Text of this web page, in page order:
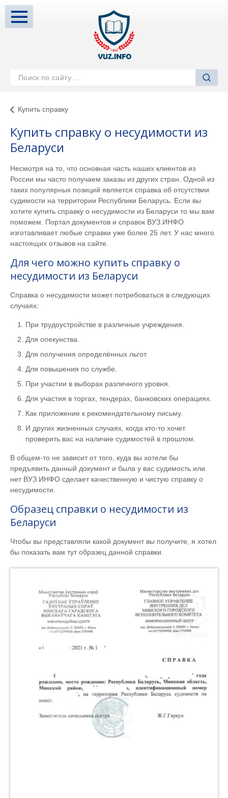
Купить справку
Купить справку о несудимости из
Беларуси
Несмотря на то, что основная часть наших клиентов из
России мы часто получаем заказы из других стран. Одной из
таких популярных позиций является справка об отсутствии
судимости на территории Республики Беларусь. Если вы
хотите купить справку о несудимости из Беларуси то мы вам
поможем. Портал документов и справок ВУЗ.ИНФО
изготавливает любые справки уже более 25 лет. У нас много
настоящих отзывов на сайте.
Для чего можно купить справку о
несудимости из Беларуси
Справка о несудимости может потребоваться в следующих
случаях:
При трудоустройстве в различные учреждения.
Для опекунства.
Для получения определённых льгот.
Для повышения по службе.
При участии в выборах различного уровня.
Для участия в торгах, тендерах, банковских операциях.
Как приложение к рекомендательному письму.
И других жизненных случаях, когда кто-то хочет
проверить вас на наличие судимостей в прошлом.
В общем-то не зависит от того, куда вы хотели бы
предъявить данный документ и была у вас судимость или
нет ВУЗ.ИНФО сделает качественную и чистую справку о
несудимости.
Образец справки о несудимости из
Беларуси
Чтобы вы представляли какой документ вы получите, я хотел
бы показать вам тут образец данной справки.